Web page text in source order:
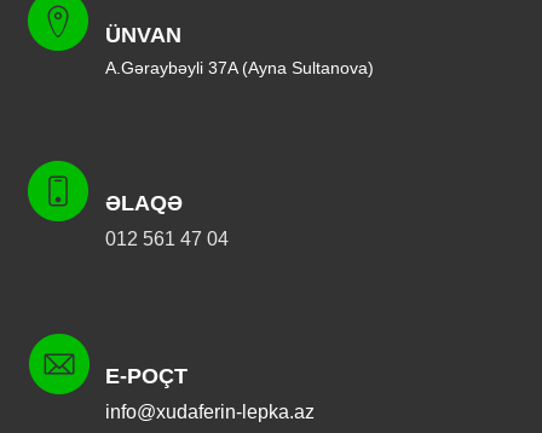
ÜNVAN
A.Gəraybəyli 37A (Ayna Sultanova)
ƏLAQƏ
012 561 47 04
E-POÇT
info@xudaferin-lepka.az